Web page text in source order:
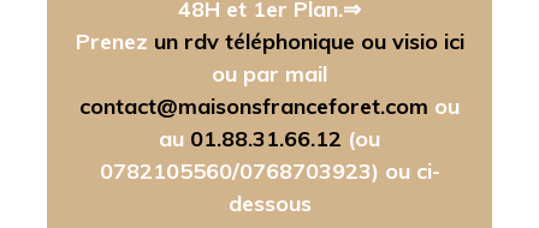
48H et 1er Plan.⇒
Prenez un rdv téléphonique ou visio ici
ou par mail
contact@maisonsfranceforet.com ou
au 01.88.31.66.12 (ou
0782105560/0768703923) ou ci-
dessous